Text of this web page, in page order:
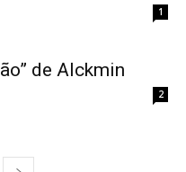
1
de Alckmin
2